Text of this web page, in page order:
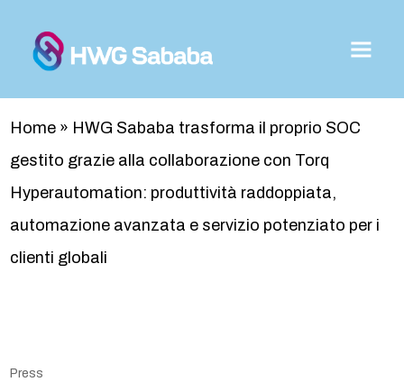
Home » HWG Sababa trasforma il proprio SOC
gestito grazie alla collaborazione con Torq
Hyperautomation: produttività raddoppiata,
automazione avanzata e servizio potenziato per i
clienti globali
Press